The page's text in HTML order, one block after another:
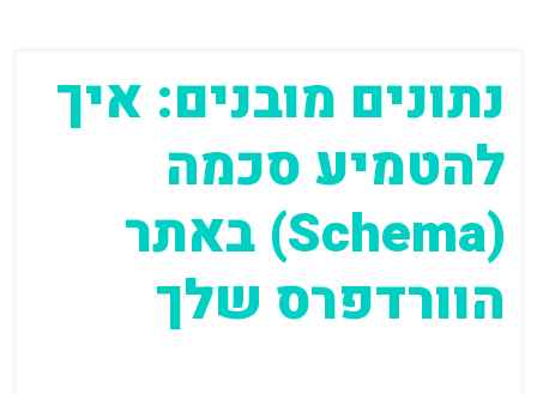
נתונים מובנים: איך
להטמיע סכמה
(Schema) באתר
הוורדפרס שלך